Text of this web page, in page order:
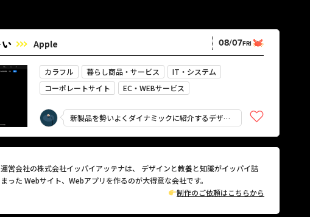
Apple 08/07FRI
カラフル 暮らし商品・サービス
IT・システム
コーポレートサイト
EC・WEBサービス
かっこいい
スタイリッシュ
新製品を勢いよくダイナミックに紹介するデザイ
ン
運営会社の株式会社イッパイアッテナは、 デザインと教養と知識がイッパイ詰
まった Webサイト、Webアプリを作るのが大得意な会社です。
制作のご依頼はこちらから